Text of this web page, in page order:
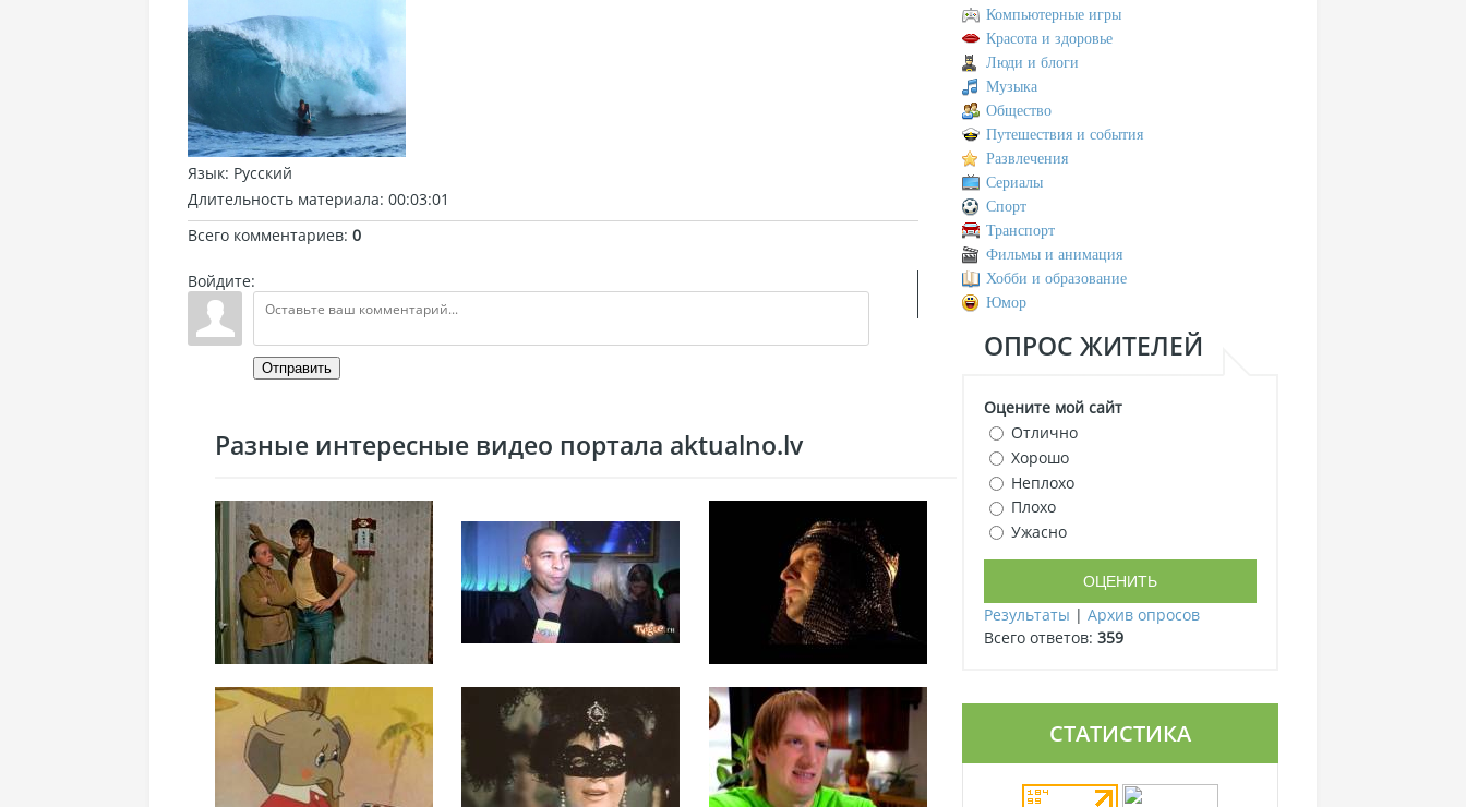
Язык: Русский
Длительность материала: 00:03:01
Всего комментариев: 0
Войдите:
Отправить
Разные интересные видео портала aktualno.lv
Компьютерные игры
Красота и здоровье
Люди и блоги
Музыка
Общество
Путешествия и события
Развлечения
Сериалы
Спорт
Транспорт
Фильмы и анимация
Хобби и образование
Юмор
ОПРОС ЖИТЕЛЕЙ
Оцените мой сайт
Отлично
Хорошо
Неплохо
Плохо
Ужасно
Результаты | Архив опросов
Всего ответов: 359
СТАТИСТИКА